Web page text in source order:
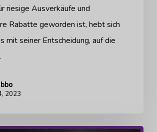
riesige Ausverkäufe und
Rabatte geworden ist, hebt sich
mit seiner Entscheidung, auf die
2023